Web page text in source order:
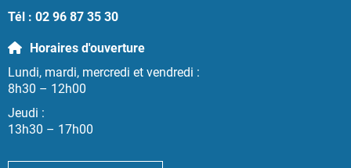
Tél : 02 96 87 35 30
Horaires d'ouverture
Lundi, mardi, mercredi et vendredi :
8h30 – 12h00
Jeudi :
13h30 – 17h00